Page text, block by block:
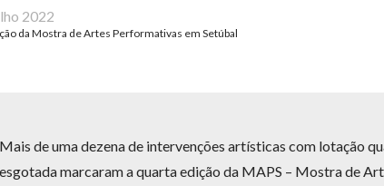
2022
da Mostra de Artes Performativas em Setúbal
Mais de uma dezena de intervenções artísticas com lotação
esgotada marcaram a quarta edição da MAPS – Mostra de